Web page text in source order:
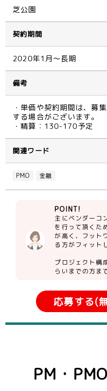
芝公園
契約期間
2020年1月～長期
備考
・単価や契約期間は、募
する場合がございます。
・精算：130-170予定
関連ワード
PMO 金融
POINT!
主にベンダーコ
を行って頂くた
が高く、フット
る方がフィット
プロジェクト構
らいまでの方ま
応募する(
PM・